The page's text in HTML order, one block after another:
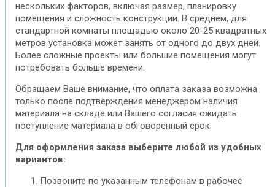
нескольких факторов, включая размер, планировку
помещения и сложность конструкции. В среднем, для
стандартной комнаты площадью около 20-25 квадратных
метров установка может занять от одного до двух дней.
Более сложные проекты или большие помещения могут
потребовать больше времени.
Обращаем Ваше внимание, что оплата заказа возможна
только после подтверждения менеджером наличия
материала на складе или Вашего согласия ожидать
поступление материала в обговоренный срок.
Для оформления заказа выберите любой из удобных
вариантов:
Позвоните по указанным телефонам в рабочее